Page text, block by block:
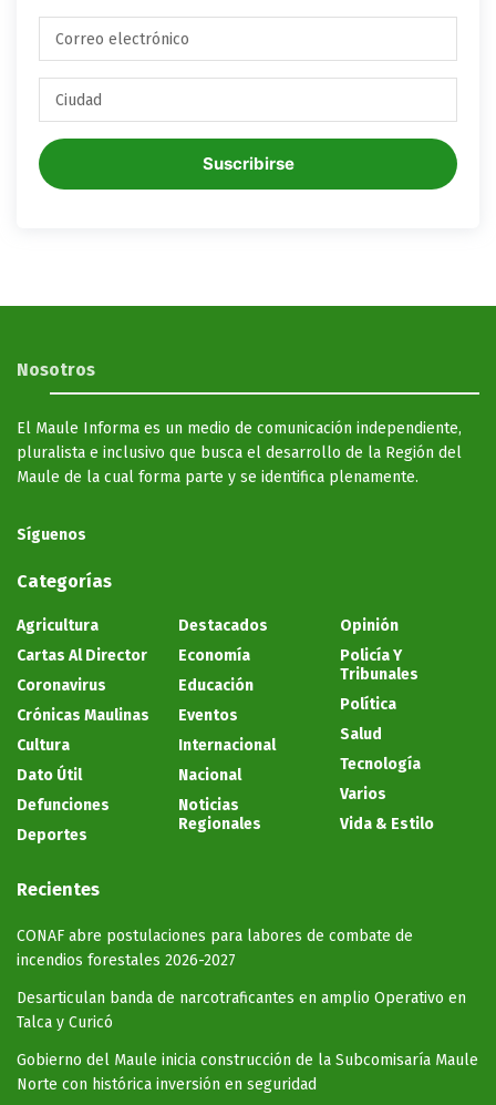
Suscribirse
Nosotros
El Maule Informa es un medio de comunicación independiente,
pluralista e inclusivo que busca el desarrollo de la Región del
Maule de la cual forma parte y se identifica plenamente.
Síguenos
Categorías
Agricultura
Cartas Al Director
Coronavirus
Crónicas Maulinas
Cultura
Dato Útil
Defunciones
Deportes
Destacados
Economía
Educación
Eventos
Internacional
Nacional
Noticias
Regionales
Opinión
Policía Y
Tribunales
Política
Salud
Tecnología
Varios
Vida & Estilo
Recientes
CONAF abre postulaciones para labores de combate de
incendios forestales 2026-2027
Desarticulan banda de narcotraficantes en amplio Operativo en
Talca y Curicó
Gobierno del Maule inicia construcción de la Subcomisaría Maule
Norte con histórica inversión en seguridad